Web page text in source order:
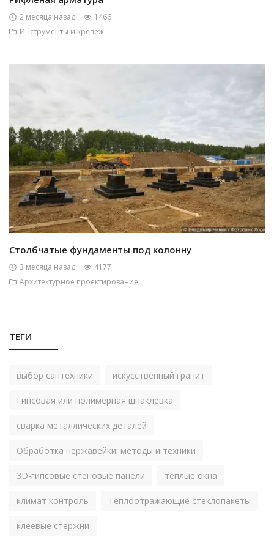
2 месяца назад
1466
Инструменты и крепеж
Столбчатые фундаменты под колонну
3 месяца назад
4177
Архитектурное проектирование
ТЕГИ
выбор сантехники искусственный гранит
Гипсовая или полимерная шпаклевка
сварка металлических деталей
Обработка нержавейки: методы и техники
3D-гипсовые стеновые панели теплые окна
климат контроль Теплоотражающие стеклопакеты
клеевые стержни